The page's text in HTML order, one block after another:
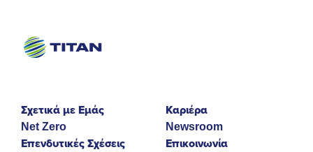
Σχετικά με Εμάς
Net Zero
Επενδυτικές Σχέσεις
Καριέρα
Newsroom
Επικοινωνία